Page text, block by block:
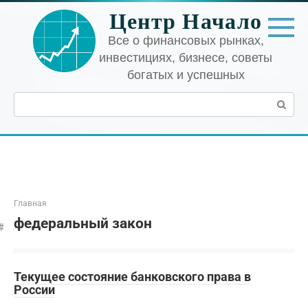
Перейти
контенту
Центр Начало
Все о финансовых рынках,
инвестициях, бизнесе, советы
богатых и успешных
Поиск:
Главная
федеральный закон
Текущее состояние банковского права в
России